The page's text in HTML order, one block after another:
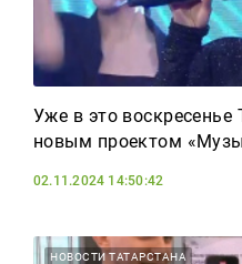
Уже в это воскресенье
новым проектом
02.11.2024 14:50:42
НОВОСТИ ТАТАРСТАНА